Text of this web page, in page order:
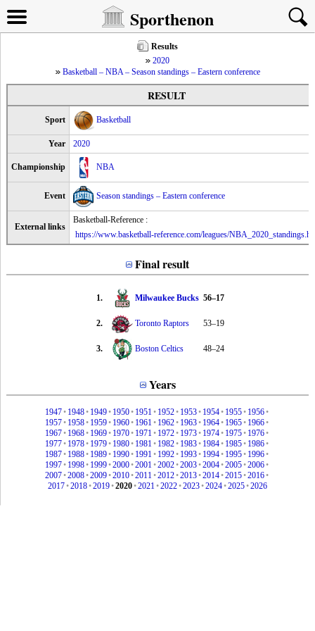
Sporthenon
Results
2020
Basketball – NBA – Season standings – Eastern conference
RESULT
Sport Basketball
Year 2020
Championship NBA
Event Season standings – Eastern conference
External links
Basketball-Reference :
https://www.basketball-reference.com/leagues/
Final result
1. Milwaukee Bucks 56–17
2. Toronto Raptors 53–19
3. Boston Celtics 48–24
Years
1947• 1948• 1949• 1950• 1951• 1952• 1953• 1954• 1955• 1956•
1957• 1958• 1959• 1960• 1961• 1962• 1963• 1964• 1965• 1966•
1967• 1968• 1969• 1970• 1971• 1972• 1973• 1974• 1975• 1976•
1977• 1978• 1979• 1980• 1981• 1982• 1983• 1984• 1985• 1986•
1987• 1988• 1989• 1990• 1991• 1992• 1993• 1994• 1995• 1996•
1997• 1998• 1999•2000•2001•2002•2003•2004•2005•2006•
2007•2008•2009•2010•2011•2012•2013•2014•2015•2016•
2017•2018•2019•2020•2021•2022•2023•2024•2025•2026